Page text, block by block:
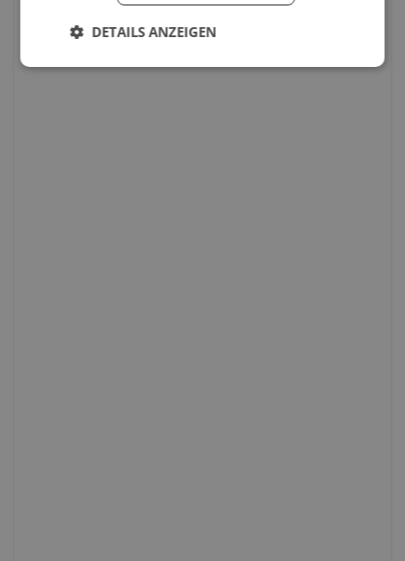
DETAILS ANZEIGEN